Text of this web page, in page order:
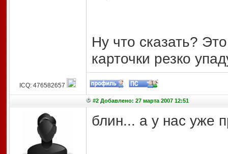
Ну что сказать?
карточки резко
ICQ: 476582657
#2 Добавлено: 27 марта 2007 12:51
блин... а у нас уже